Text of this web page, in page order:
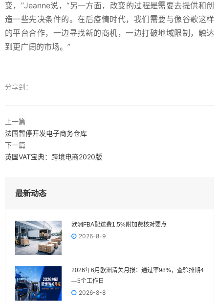
变，”Jeanne说，“另一方面，改变的过程是需要去提供和创
造一些先决条件的。在后疫情时代，我们需要与像谷歌这样
的平台合作，一边寻找新的商机，一边打破地域限制，触达
到更广阔的市场。”
分享到：
上一篇
法国暂停开发电子商务仓库
下一篇
英国VAT宝典：跨境电商2020版
最新动态
欧洲FBA配送费1.5%附加费核对要点
2026-8-9
2026年6月欧洲清关月报：通过率98%，查验排期4
—5个工作日
2026-8-8